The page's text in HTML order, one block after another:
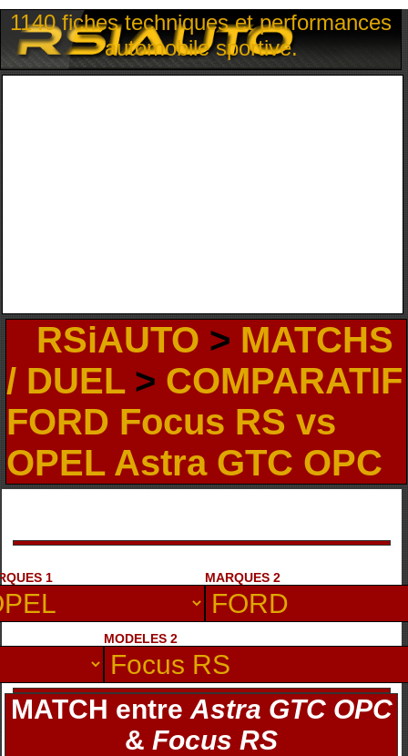
1140 fiches techniques et performances
automobile sportive.
RSiAUTO > MATCHS
/ DUEL> COMPARATIF
FORD Focus RS vs
OPEL Astra GTC OPC
1 MARQUES 2
MODELES 2
MATCH entre Astra GTC OPC
&Focus RS